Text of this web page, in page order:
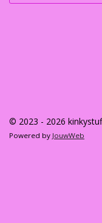
© 2023 - 2026
Powered by JouwWeb